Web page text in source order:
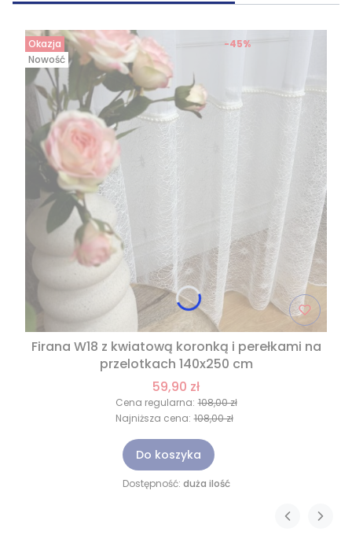
Okazja
Nowość
Firana W18 z kwiatową koronką i perełkami na
przelotkach 140x250 cm
59,90 zł
Cena regularna: 108,00 zł
-45%
Najniższa cena: 108,00 zł
Do koszyka
Dostępność: duża ilość